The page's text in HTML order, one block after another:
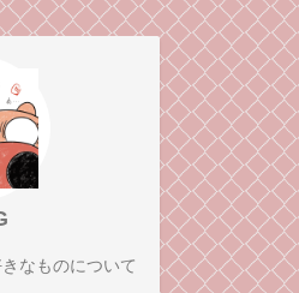
なものについて